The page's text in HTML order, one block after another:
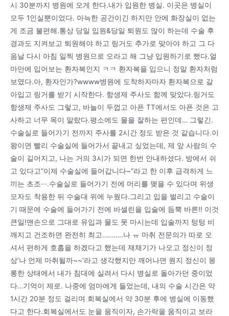
시 30분까지 병원에 오게 한다.내가 입원한 병실. 이곳은 병실이
모두 1인실뿐이었다. 아늑한 공간이긴 하지만 안에 화장실이 없는
게 조금 불편해.통상 당일 입원&당일 퇴원도 많이 하는데 수술 후
경과도 지켜보고 퇴원해야 하고 링거도 추가로 맞아야 하고 그 다
음날 다시 아침 일찍 병원으로 오라고 해 그냥 입원하기로 했다.얼
마만에 입어보는 환자복인지 ㅋㅋ 환자복을 입으니 정말 환자처럼
보였다.아, 환자인가?wwww병원에 도착하자마자 환자복으로 갈
아입고 링거를 받기 시작한다. 항생제 주사도 함께 맞았다.링거도
항생제 주사도 그렇고, 바늘이 두껍고 아픈 TT에서도 아픈 것은 고
사하고 너무 목이 말랐다.평소에도 물을 잘하는 편인데… 그렇긴.
수술실로 들어가기 전까지 주사를 2시간 정도 받은 것 같습니다.이
왕이면 빨리 수술실에 들어가서 끝내고 싶었는데, 제 앞 사람의 수
술이 길어지고, 나는 거의 3시가 되면 한번 안내하셨다. 방에서 쉬
고 있다고”이제 수술실에 들어갑니다~”라고 한 이후 급격하게 느
끼는 초조···.수술실로 들어가기 전에 머리를 맺을 수 있다며 위생
모자도 착용한 뒤 수술대 위에 누웠다.그리고 입을 벌리고 수술이
기 때문에 수술에 들어가기 전에 바셀린을 입술에 듬뿍 바른!! 이것
큰일!맨손으로 그대로 유입과 물도 못 마시는데 입술까지 텅텅 비
깨지고 건조하면 완전히 최고………..나 ㅠ 마취 전문의가 따로 오
셔서 편하게 호흡을 하겠다고 했는데 재채기가 나오고 정신이 정
상’나 언제 마취될까~~’라고 생각했지만 깨어나면 뭔지 정신이 몽
롱한 상태에서 내가 침대에 실려서 다시 병실로 돌아가던 중이었
다…기억이 제로. 나중에 엄마에게 들었는데, 내의 수술 시간은 약
1시간 20분 정도 걸리며 회복실에서 약 30분 후에 병실에 이동했
다고 한다.회복실에서도 눈을 움직이자, 손가락을 움직이고 보라